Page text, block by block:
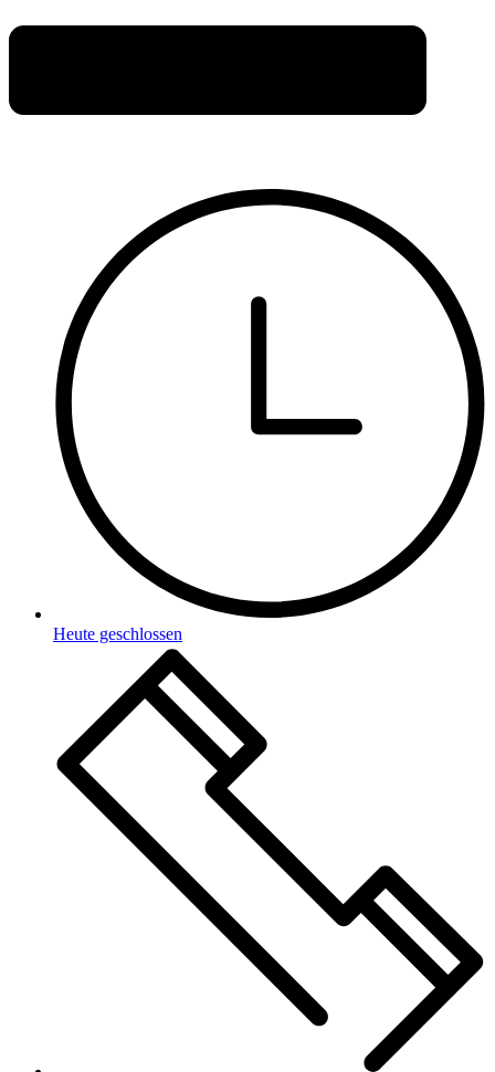
Heute geschlossen